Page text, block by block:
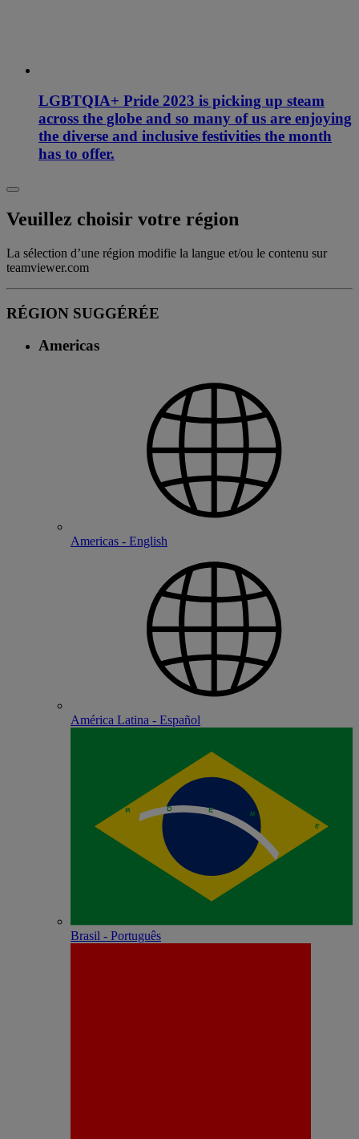
LGBTQIA+ Pride 2023 is picking up steam
across the globe and so many of us are enjoying
the diverse and inclusive festivities the month
has to offer.
Veuillez choisir votre région
La sélection d’une région modifie la langue et/ou le contenu sur
teamviewer.com
RÉGION SUGGÉRÉE
Americas
Americas - English
América Latina - Español
Brasil - Português